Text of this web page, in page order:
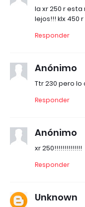
la xr 250 r
lejos!!! klx 450
Responder
Anónimo
Ttr 230 pero
Responder
Anónimo
xr 250!!!!!!!!!!!!!!
Responder
Unknown